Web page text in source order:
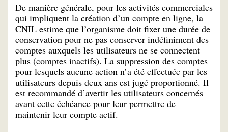
De manière générale, pour les activités commerciales
qui impliquent la création d’un compte en ligne, la
CNIL estime que l’organisme doit fixer une durée de
conservation pour ne pas conserver indéfiniment des
comptes auxquels les utilisateurs ne se connectent
plus (comptes inactifs). La suppression des comptes
pour lesquels aucune action n’a été effectuée par les
utilisateurs depuis deux ans est jugé proportionné. Il
est recommandé d’avertir les utilisateurs concernés
avant cette échéance pour leur permettre de
maintenir leur compte actif.